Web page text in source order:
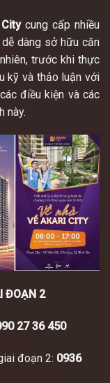
cung cấp nhiều
dàng sở hữu căn
trước khi thực
kỹ và thảo luận với
điều kiện và các
này.
ĐOẠN 2
27 36 450
đoạn 2: 0936